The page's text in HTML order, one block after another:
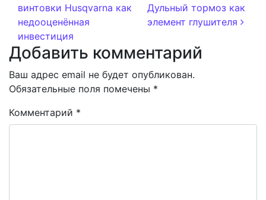
винтовки Husqvarna как
недооценённая
инвестиция
Дульный тормоз как
элемент глушителя
Добавить комментарий
Ваш адрес email не будет опубликован.
Обязательные поля помечены *
Комментарий *